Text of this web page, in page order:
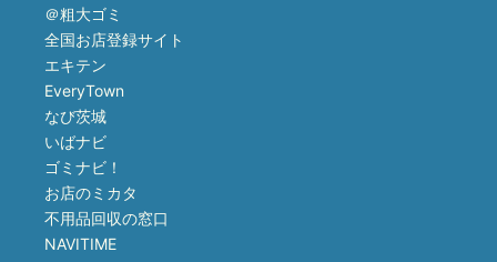
＠粗大ゴミ
全国お店登録サイト
エキテン
EveryTown
なび茨城
いばナビ
ゴミナビ！
お店のミカタ
不用品回収の窓口
NAVITIME